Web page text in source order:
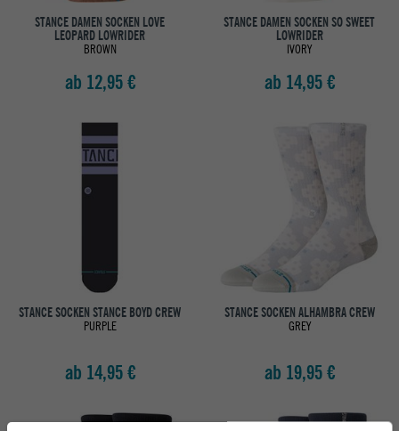
STANCE DAMEN SOCKEN LOVE
LEOPARD LOWRIDER
BROWN
ab 12,95 €
STANCE DAMEN SOCKEN SO SWEET
LOWRIDER
IVORY
ab 14,95 €
STANCE SOCKEN STANCE BOYD CREW
PURPLE
ab 14,95 €
STANCE SOCKEN ALHAMBRA CREW
GREY
ab 19,95 €